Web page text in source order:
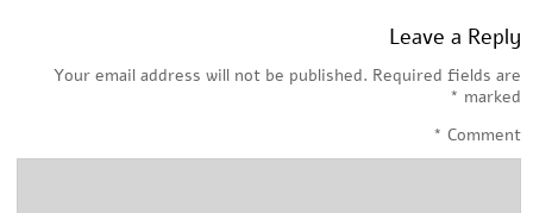
Leave a Reply
Your email address will not be published. Required fields are
marked
*
Comment
*